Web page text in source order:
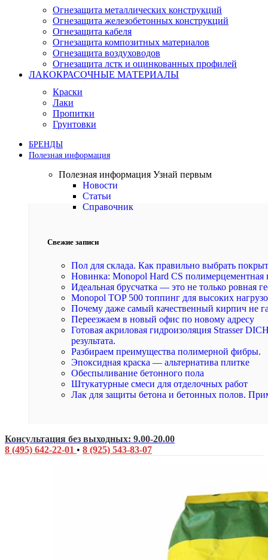
Огнезащита металлических конструкций
Огнезащита железобетонных конструкций
Огнезащита кабеля
Огнезащита композитных материалов
Огнезащита воздуховодов
Огнезащита лстк и оцинкованных профилей
ЛАКОКРАСОЧНЫЕ МАТЕРИАЛЫ
Краски
Лаки
Пропитки
Грунтовки
БРЕНДЫ
Полезная информация
Полезная информация Узнай первым
Новости
Статьи
Справочник
Свежие записи
Пол для склада. Как правильно выбрать
Новинка: Monopol Hard CS полимерцементная
Идеальная брусчатка — это не только ровная
Monopol TOP 500 топпинг для высоких
Почему даже самый качественный кирпич не
Переезжаем в новый офис по новому адресу
Готовая акриловая гидроизоляция Strasser
результата.
Разбираем преимущества полимерной фибры.
Эпоксидная краска — альтернатива плитке
Обеспыливание бетонного пола
Штукатурные смеси для отделочных работ
Лак для защиты бетона и бетонных полов.
Консультация без выходных: 9.00-20.00
8 (495) 642-22-01 • 8 (925) 543-83-07